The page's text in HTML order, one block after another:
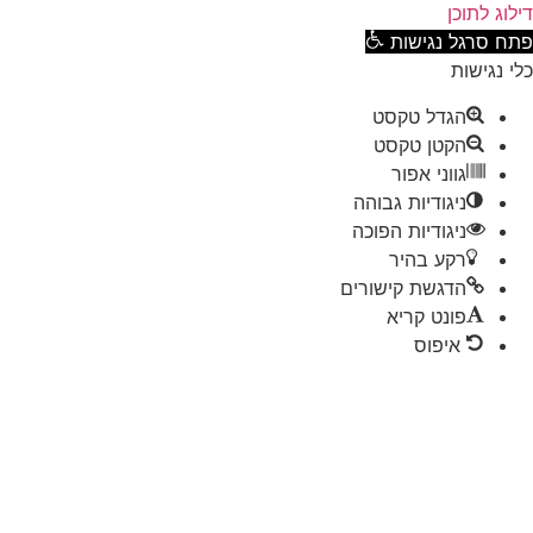
לתוכן
סרגל נגישות
נגישות
הגדל טקסט
הקטן טקסט
גווני אפור
ניגודיות גבוהה
ניגודיות הפוכה
רקע בהיר
הדגשת קישורים
פונט קריא
איפוס